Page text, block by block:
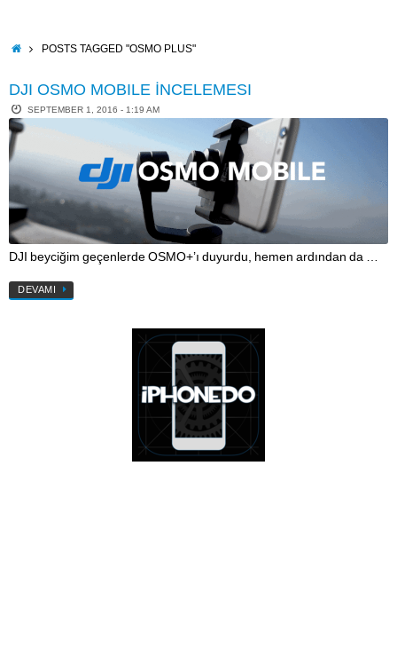
contentHOMEPOSTS TAGGED "OSMO PLUS"
DJI OSMO MOBILE İNCELEMESI
SEPTEMBER 1, 2016 - 1:19 AM
DJI beyciğim geçenlerde OSMO+’ı duyurdu, hemen ardından da …
DEVAMI